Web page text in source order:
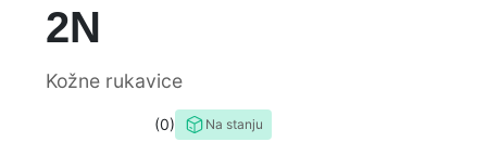
2N
Kožne rukavice
0 Na stanju